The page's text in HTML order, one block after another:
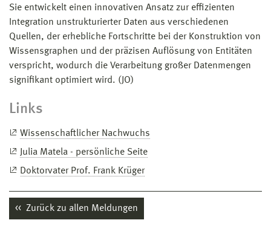
Sie entwickelt einen innovativen Ansatz zur effizienten
Integration unstrukturierter Daten aus verschiedenen
Quellen, der erhebliche Fortschritte bei der Konstruktion von
Wissensgraphen und der präzisen Auflösung von Entitäten
verspricht, wodurch die Verarbeitung großer Datenmengen
signifikant optimiert wird. (JO)
Links
Wissenschaftlicher Nachwuchs
Julia Matela - persönliche Seite
Doktorvater Prof. Frank Krüger
Zurück zu allen Meldungen